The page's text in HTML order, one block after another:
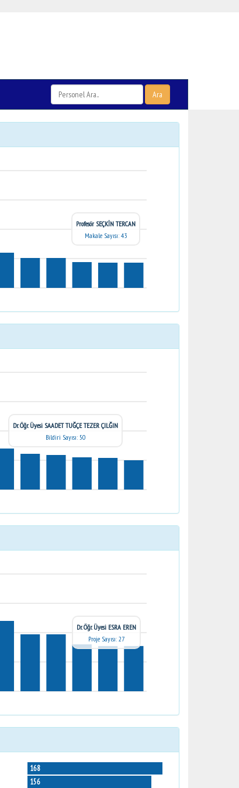
Ara
Profesör SEÇKİN TERCAN
Makale Sayısı: 43
Dr. Öğr. Üyesi SAADET TUĞÇE TEZER ÇILĞIN
Bildiri Sayısı: 50
Dr. Öğr. Üyesi ESRA EREN
Proje Sayısı: 27
168
156